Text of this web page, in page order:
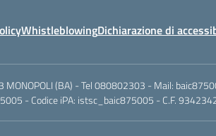
WhistleblowingDichiarazione di
MONOPOLI (BA) - Tel 080802303 - Mail:
- Codice iPA: istsc_baic875005 - C.F.